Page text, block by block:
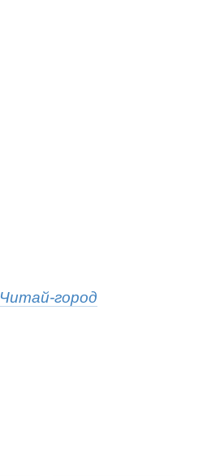
Читай-город